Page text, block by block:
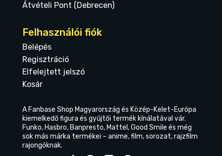
Átvételi Pont (Debrecen)
Felhasználói fiók
Belépés
Regisztráció
Elfelejtett jelszó
Kosár
A Fanbase Shop Magyarország és Közép-Kelet-Európa
kiemelkedő figura és gyűjtői termék kínálatával vár.
Funko, Hasbro, Banpresto, Mattel, Good Smile és még
sok más márka termékei – anime, film, sorozat, rajzfilm
rajongóknak.